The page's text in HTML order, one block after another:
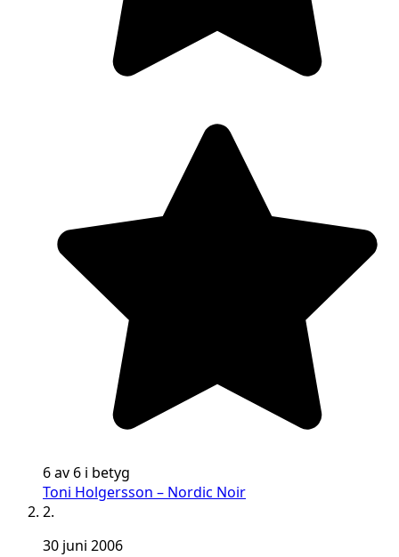
6 av 6 i betyg
Toni Holgersson – Nordic Noir
2.
30 juni 2006